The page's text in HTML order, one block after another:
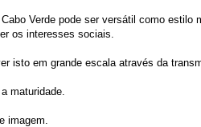
Verde pode ser versátil como
os interesses sociais.
em grande escala através da
maturidade.
imagem.